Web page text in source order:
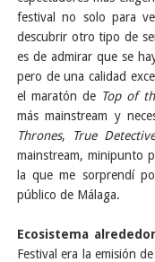
festival no solo para
descubrir otro tipo de
es de admirar que se
pero de una calidad
el maratón de Top of
más mainstream y
Thrones, True
mainstream, minipunto
la que me sorprendí
público de Málaga.
Ecosistema
Festival era la emisión